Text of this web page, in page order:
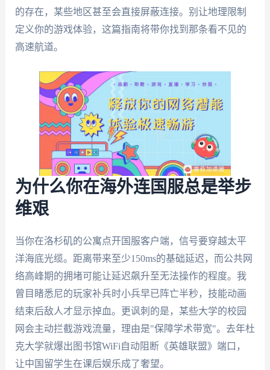
的存在，某些地区甚至会直接屏蔽连接。别让地理限制
定义你的游戏体验，这篇指南将带你找到那条看不见的
高速航道。
为什么你在海外连国服总是举步
维艰
当你在洛杉矶的公寓点开国服客户端，信号要穿越太平
洋海底光缆。距离带来至少150ms的基础延迟，而公共网
络高峰期的拥堵可能让延迟飙升至无法操作的程度。我
曾目睹悉尼的玩家补兵时小兵早已阵亡半秒，技能动画
结束后敌人才显示掉血。更讽刺的是，某些大学的校园
网会主动拦截游戏流量，理由是"保障学术带宽"。去年杜
克大学就爆出图书馆WiFi自动阻断《英雄联盟》端口，
让中国留学生在课后娱乐成了奢望。